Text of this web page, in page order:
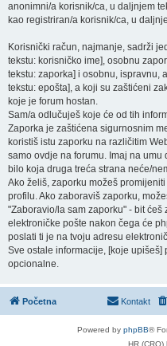
anonimni/a korisnik/ca, u daljnjem
kao registriran/a korisnik/ca, u
Korisnički račun, najmanje, sadrži
tekstu: korisničko ime], osobnu
tekstu: zaporka] i osobnu, ispravnu,
tekstu: epošta], a koji su zaštićeni
koje je forum hostan.
Sam/a odlučuješ koje će od tih
Zaporka je zaštićena sigurnosnim
koristiš istu zaporku na različitim
samo ovdje na forumu. Imaj na umu
bilo koja druga treća strana neće/
Ako želiš, zaporku možeš
profilu. Ako zaboraviš zaporku,
"Zaboravio/la sam zaporku" - bit
elektroničke pošte nakon čega će
poslati ti je na tvoju adresu
Sve ostale informacije, [koje
opcionalne.
Početna Kontakt
Powered by phpBB®
HR (CRO)